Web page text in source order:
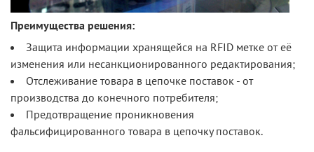
Преимущества решения:
Защита информации хранящейся на RFID метке от её
изменения или несанкционированного редактирования;
Отслеживание товара в цепочке поставок - от
производства до конечного потребителя;
Предотвращение проникновения
фальсифицированного товара в цепочку поставок.